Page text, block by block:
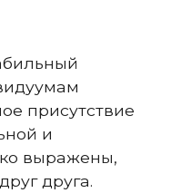
присутствие
и
выражены,
друга.